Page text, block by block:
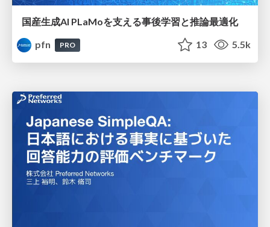
国産生成AI PLaMoを支える事後学習と推論最適化
pfn
PRO 13 5.5k